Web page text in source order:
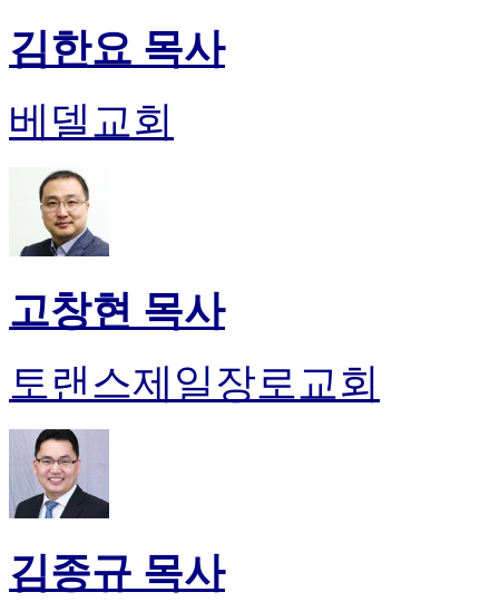
김한요 목사
베델교회
고창현 목사
토랜스제일장로교회
김종규 목사